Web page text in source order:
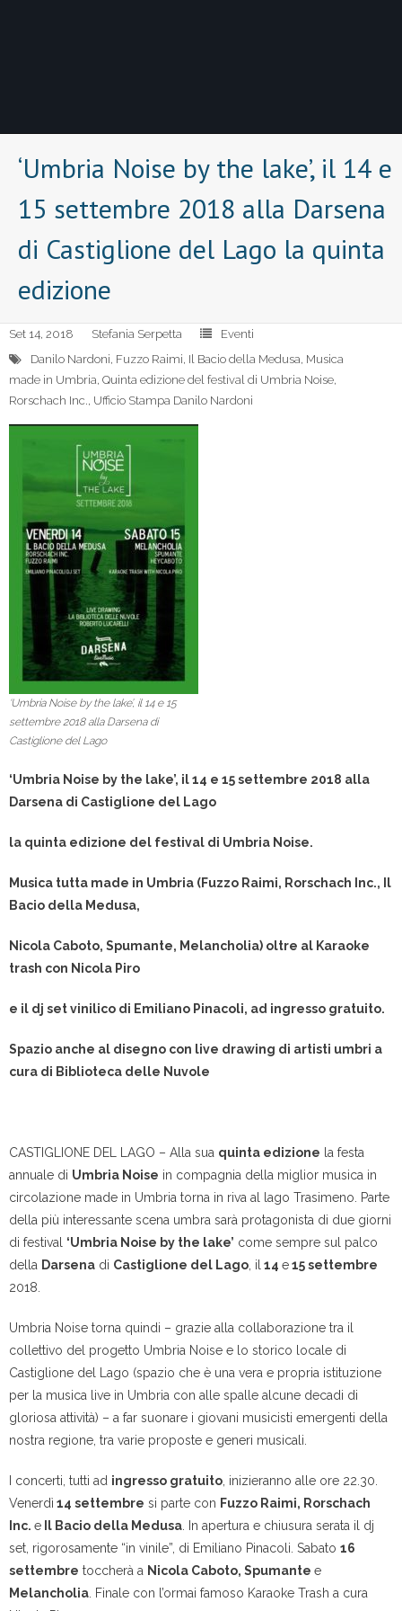
‘Umbria Noise by the lake’, il 14 e
15 settembre 2018 alla Darsena
di Castiglione del Lago la quinta
edizione
Set 14, 2018 Stefania Serpetta
Eventi
Danilo Nardoni, Fuzzo Raimi, Il Bacio della Medusa, Musica
made in Umbria, Quinta edizione del festival di Umbria Noise,
Rorschach Inc., Ufficio Stampa Danilo Nardoni
‘Umbria Noise by the lake’, il 14 e 15
settembre 2018 alla Darsena di
Castiglione del Lago
‘Umbria Noise by the lake’, il 14 e 15 settembre 2018 alla
Darsena di Castiglione del Lago
la quinta edizione del festival di Umbria Noise.
Musica tutta made in Umbria (Fuzzo Raimi, Rorschach Inc., Il
Bacio della Medusa,
Nicola Caboto, Spumante, Melancholia) oltre al Karaoke
trash con Nicola Piro
e il dj set vinilico di Emiliano Pinacoli, ad ingresso gratuito.
Spazio anche al disegno con live drawing di artisti umbri a
cura di Biblioteca delle Nuvole
CASTIGLIONE DEL LAGO – Alla sua quinta edizione la festa
annuale di Umbria Noise in compagnia della miglior musica in
circolazione made in Umbria torna in riva al lago Trasimeno. Parte
della più interessante scena umbra sarà protagonista di due giorni
di festival ‘Umbria Noise by the lake’ come sempre sul palco
della Darsena di Castiglione del Lago , il 14 e15 settembre
2018.
Umbria Noise torna quindi – grazie alla collaborazione tra il
collettivo del progetto Umbria Noise e lo storico locale di
Castiglione del Lago (spazio che è una vera e propria istituzione
per la musica live in Umbria con alle spalle alcune decadi di
gloriosa attività) – a far suonare i giovani musicisti emergenti della
nostra regione, tra varie proposte e generi musicali.
I concerti, tutti ad ingresso gratuito , inizieranno alle ore 22.30.
Venerdì 14 settembre si parte con Fuzzo Raimi, Rorschach
Inc. e Il Bacio della Medusa . In apertura e chiusura serata il dj
set, rigorosamente “in vinile”, di Emiliano Pinacoli. Sabato 16
settembre toccherà a Nicola Caboto, Spumante e
Melancholia . Finale con l’ormai famoso Karaoke Trash a cura